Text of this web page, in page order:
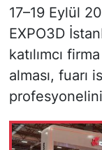
17–19 Eylül
EXPO3D
katılımcı
alması, fuarı